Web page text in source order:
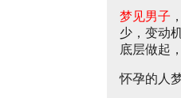
梦见男子
少，变动
底层做起
怀孕的人